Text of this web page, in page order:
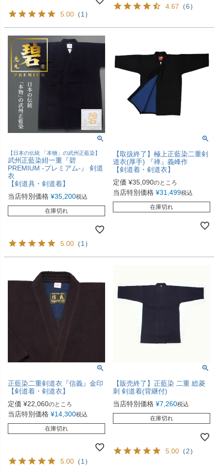
5.00 （1）
4.67 （6）
【日本の伝統 「本物」の武州正藍染】
武州正藍染紺一重『碧
PREMIUM -プレミアム-』 剣道
衣
【剣道具・剣道着】
当店特別価格 ¥35,200税込
在庫切れ
5.00 （1）
【取扱終了】極上正藍染二重剣
道衣(厚手) 『禅』義峰作
【剣道着・剣道衣】
定価 ¥35,090のところ
当店特別価格 ¥31,499税込
在庫切れ
正藍染二重剣道衣『信義』金印
【剣道着・剣道衣】
定価 ¥22,060のところ
当店特別価格 ¥14,300税込
在庫切れ
5.00 （1）
【販売終了】正藍染 二重 総菱
刺 剣道着(背継付)
当店特別価格 ¥7,260税込
在庫切れ
5.00 （2）